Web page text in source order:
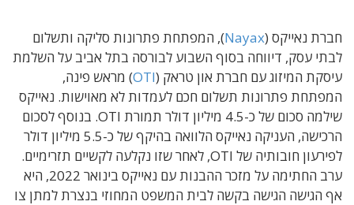
חברת נאייקס (Nayax), המפתחת פתרונות סליקה ותשלום
לבתי עסק, דיווחה בסוף השבוע לבורסה בתל אביב על השלמת
עיסקת המיזוג עם חברת און טראק (OTI) מראש פינה,
המפתחת פתרונות תשלום חכם לעמדות לא מאוישות. נאייקס
שילמה סכום של כ-4.5 מיליון דולר תמורת OTI. בנוסף לסכום
הרכישה, העניקה נאייקס הלוואה בהיקף של כ-5.5 מיליון דולר
לפירעון חובותיה של OTI, לאחר שזו נקלעה לקשיים תזרימיים.
ערב החתימה על מזכר ההבנות עם נאייקס בינואר 2022, היא
אף הגישה הגישה בקשה לבית המשפט המחוזי בנצרת למתן צו